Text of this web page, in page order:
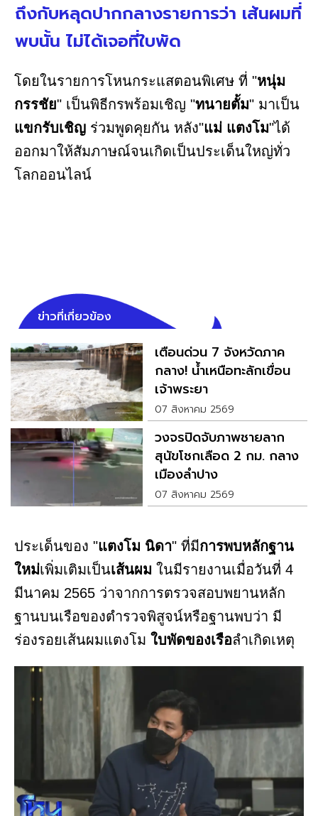
ถึงกับหลุดปากกลางรายการว่า เส้นผมที่
พบนั้น ไม่ได้เจอที่ใบพัด
โดยในรายการโหนกระแสตอนพิเศษ ที่ "หนุ่ม
กรรชัย" เป็นพิธีกรพร้อมเชิญ "ทนายตั้ม" มาเป็น
แขกรับเชิญ ร่วมพูดคุยกัน หลัง"แม่ แตงโม"ได้
ออกมาให้สัมภาษณ์จนเกิดเป็นประเด็นใหญ่ทั่ว
โลกออนไลน์
ข่าวที่เกี่ยวข้อง
เตือนด่วน 7 จังหวัดภาค
กลาง! น้ำเหนือทะลักเขื่อน
เจ้าพระยา
07 สิงหาคม 2569
วงจรปิดจับภาพชายลาก
สุนัขโชกเลือด 2 กม. กลาง
เมืองลำปาง
07 สิงหาคม 2569
ประเด็นของ "แตงโม นิดา" ที่มีการพบหลักฐาน
ใหม่เพิ่มเติมเป็นเส้นผม ในมีรายงานเมื่อวันที่ 4
มีนาคม 2565 ว่าจากการตรวจสอบพยานหลัก
ฐานบนเรือของตำรวจพิสูจน์หรือฐานพบว่า มี
ร่องรอยเส้นผมแตงโม ใบพัดของเรือลำเกิดเหตุ